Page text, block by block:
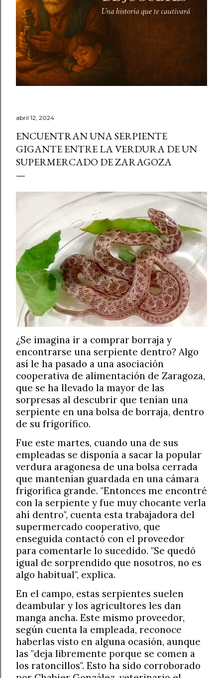
abril 12, 2024
ENCUENTRAN UNA SERPIENTE
GIGANTE ENTRE LA VERDURA DE UN
SUPERMERCADO DE ZARAGOZA
¿Se imagina ir a comprar borraja y
encontrarse una serpiente dentro? Algo
así le ha pasado a una asociación
cooperativa de alimentación de Zaragoza,
que se ha llevado la mayor de las
sorpresas al descubrir que tenían una
serpiente en una bolsa de borraja, dentro
de su frigorífico.
Fue este martes, cuando una de sus
empleadas se disponía a sacar la popular
verdura aragonesa de una bolsa cerrada
que mantenían guardada en una cámara
frigorífica grande. "Entonces me encontré
con la serpiente y fue muy chocante verla
ahí dentro", cuenta esta trabajadora del
supermercado cooperativo, que
enseguida contactó con el proveedor
para comentarle lo sucedido. "Se quedó
igual de sorprendido que nosotros, no es
algo habitual", explica.
En el campo, estas serpientes suelen
deambular y los agricultores les dan
manga ancha. Este mismo proveedor,
según cuenta la empleada, reconoce
haberlas visto en alguna ocasión, aunque
las "deja libremente porque se comen a
los ratoncillos". Esto ha sido corroborado